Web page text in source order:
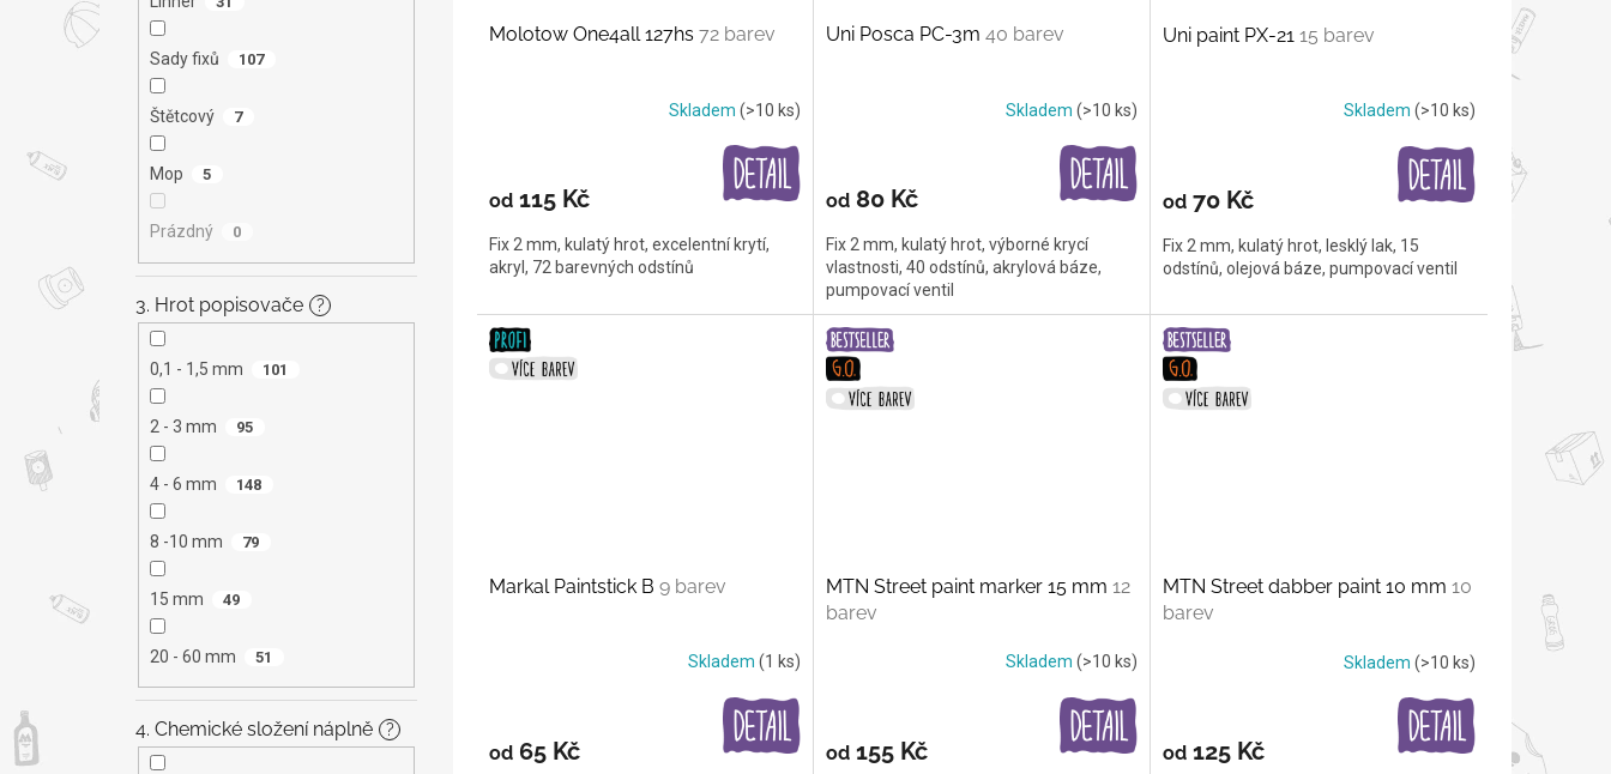
Sady fixů 107
Štětcový 7
Mop 5
Prázdný 0
3. Hrot popisovače ?
0,1 - 1,5 mm 101
2 - 3 mm 95
4 - 6 mm 148
8 -10 mm 79
15 mm 49
20 - 60 mm 51
4. Chemické složení náplně ?
Molotow One4all 127hs 72 barev
Skladem (>10 ks)
od 115 Kč
Fix 2 mm, kulatý hrot, excelentní krytí,
akryl, 72 barevných odstínů
Uni Posca PC-3m 40 barev
Skladem (>10 ks)
od80 Kč
Fix 2 mm, kulatý hrot, výborné krycí
vlastnosti, 40 odstínů, akrylová báze,
pumpovací ventil
Uni paint PX-21 15 barev
Skladem (>10 ks)
od70 Kč
Fix 2 mm, kulatý hrot, lesklý lak, 15
odstínů, olejová báze, pumpovací ventil
Markal Paintstick B 9 barev
Skladem (1 ks)
od 65 Kč
MTN Street paint marker 15 mm 12
barev
Skladem (>10 ks)
od155 Kč
MTN Street dabber paint 10 mm 10
barev
Skladem (>10 ks)
od125 Kč